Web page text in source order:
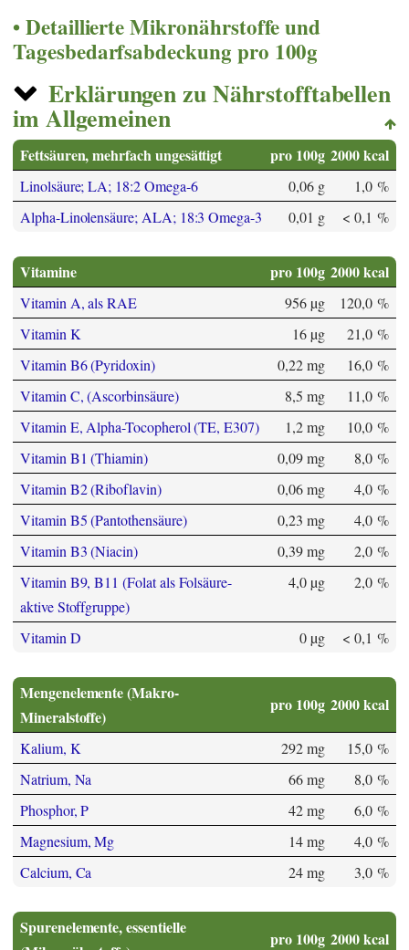
Detaillierte Mikronährstoffe und
Tagesbedarfsabdeckung pro 100g
Erklärungen zu Nährstofftabellen
im Allgemeinen
Fettsäuren, mehrfach ungesättigt pro 100g 2000 kcal
Linolsäure; LA; 18:2 Omega-6 0,06 g
1,0 %
Alpha-Linolensäure; ALA; 18:3 Omega-3
0,01 g < 0,1 %
Vitamine pro 100g 2000 kcal
Vitamin A, als RAE 956 µg
120,0 %
Vitamin K
16 µg
21,0 %
Vitamin B6 (Pyridoxin)
0,22 mg
16,0 %
Vitamin C, (Ascorbinsäure)
8,5 mg
11,0 %
Vitamin E, Alpha-Tocopherol (TE, E307)
1,2 mg
10,0 %
Vitamin B1 (Thiamin)
0,09 mg
8,0 %
Vitamin B2 (Riboflavin)
0,06 mg
4,0 %
Vitamin B5 (Pantothensäure)
0,23 mg
4,0 %
Vitamin B3 (Niacin)
0,39 mg
2,0 %
Vitamin B9, B11 (Folat als Folsäure-
aktive Stoffgruppe)
4,0 µg 2,0 %
Vitamin D 0 µg < 0,1 %
Mengenelemente (Makro-
Mineralstoffe)
pro 100g 2000 kcal
Kalium, K 292 mg
15,0 %
Natrium, Na
66 mg
8,0 %
Phosphor, P
42 mg
6,0 %
Magnesium, Mg
14 mg
4,0 %
Calcium, Ca
24 mg 3,0 %
Spurenelemente, essentielle
pro 100g 2000 kcal